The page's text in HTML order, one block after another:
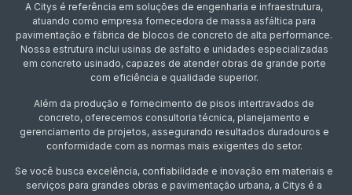
A Citys é referência em soluções de engenharia e infraestrutura,
atuando como empresa fornecedora de massa asfáltica para
pavimentação e fábrica de blocos de concreto de alta performance.
Nossa estrutura inclui usinas de asfalto e unidades especializadas
em concreto usinado, capazes de atender obras de grande porte
com eficiência e qualidade superior.
Além da produção e fornecimento de pisos intertravados de
concreto, oferecemos consultoria técnica, planejamento e
gerenciamento de projetos, assegurando resultados duradouros e
conformidade com as normas mais exigentes do setor.
Se você busca excelência, confiabilidade e inovação em materiais e
serviços para grandes obras e pavimentação urbana, a Citys é a